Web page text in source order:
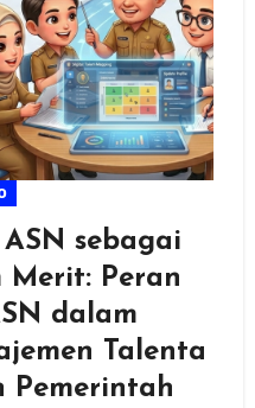
sebagai
Merit: Peran
dalam
Talenta
Pemerintah